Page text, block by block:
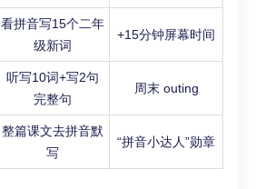
看拼音写15个二年
级新词
+15分钟屏幕时间
听写10词+写2句
完整句
周末 outing
整篇课文去拼音默
写
“拼音小达人”勋章